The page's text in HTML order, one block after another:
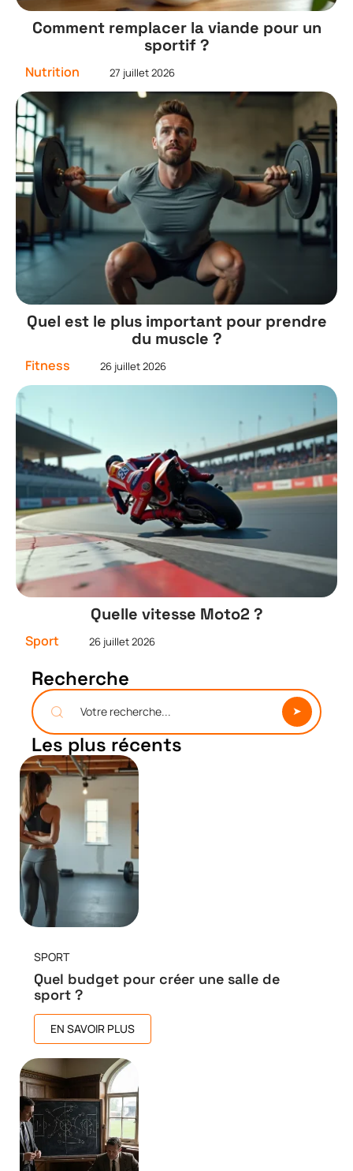
Comment remplacer la viande pour un
sportif ?
Nutrition 27 juillet 2026
Quel est le plus important pour prendre
du muscle ?
Fitness 26 juillet 2026
Quelle vitesse Moto2 ?
Sport 26 juillet 2026
Recherche
Les plus récents
SPORT
Quel budget pour créer une salle de
sport ?
EN SAVOIR PLUS